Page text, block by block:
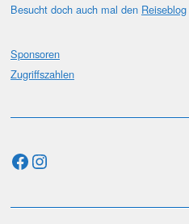
Besucht doch auch mal den Reiseblog
Sponsoren
Zugriffszahlen
Facebook